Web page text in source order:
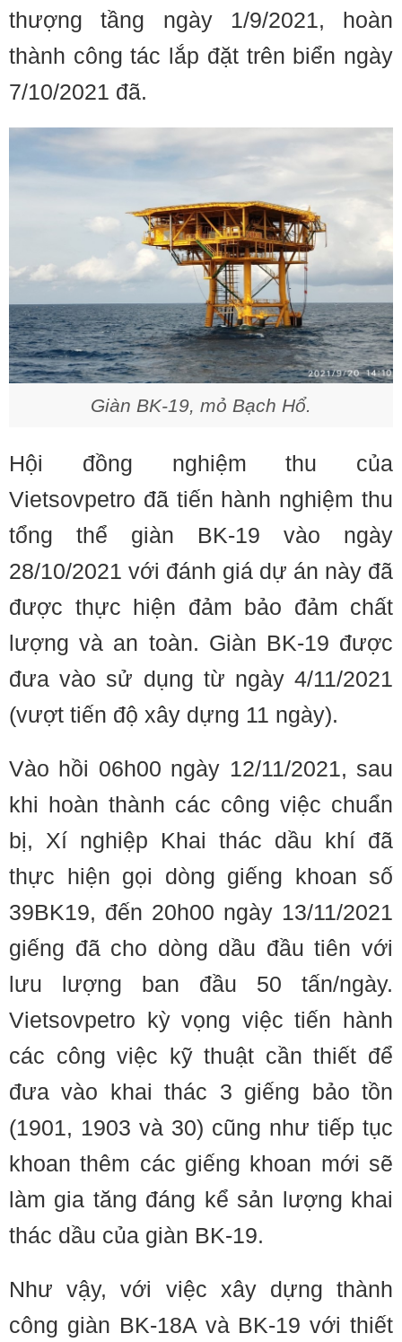
thượng tầng ngày 1/9/2021, hoàn
thành công tác lắp đặt trên biển ngày
7/10/2021 đã.
Giàn BK-19, mỏ Bạch Hổ.
Hội đồng nghiệm thu của
Vietsovpetro đã tiến hành nghiệm thu
tổng thể giàn BK-19 vào ngày
28/10/2021 với đánh giá dự án này đã
được thực hiện đảm bảo đảm chất
lượng và an toàn. Giàn BK-19 được
đưa vào sử dụng từ ngày 4/11/2021
(vượt tiến độ xây dựng 11 ngày).
Vào hồi 06h00 ngày 12/11/2021, sau
khi hoàn thành các công việc chuẩn
bị, Xí nghiệp Khai thác dầu khí đã
thực hiện gọi dòng giếng khoan số
39BK19, đến 20h00 ngày 13/11/2021
giếng đã cho dòng dầu đầu tiên với
lưu lượng ban đầu 50 tấn/ngày.
Vietsovpetro kỳ vọng việc tiến hành
các công việc kỹ thuật cần thiết để
đưa vào khai thác 3 giếng bảo tồn
(1901, 1903 và 30) cũng như tiếp tục
khoan thêm các giếng khoan mới sẽ
làm gia tăng đáng kể sản lượng khai
thác dầu của giàn BK-19.
Như vậy, với việc xây dựng thành
công giàn BK-18A và BK-19 với thiết